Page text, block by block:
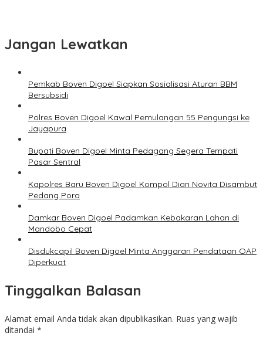
Jangan Lewatkan
Pemkab Boven Digoel Siapkan Sosialisasi Aturan BBM
Bersubsidi
Polres Boven Digoel Kawal Pemulangan 55 Pengungsi ke
Jayapura
Bupati Boven Digoel Minta Pedagang Segera Tempati
Pasar Sentral
Kapolres Baru Boven Digoel Kompol Dian Novita Disambut
Pedang Pora
Damkar Boven Digoel Padamkan Kebakaran Lahan di
Mandobo Cepat
Disdukcapil Boven Digoel Minta Anggaran Pendataan OAP
Diperkuat
Tinggalkan Balasan
Alamat email Anda tidak akan dipublikasikan. Ruas yang wajib
ditandai *